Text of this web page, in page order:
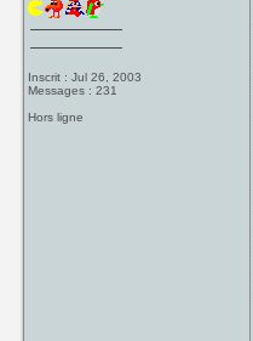
Inscrit : Jul 26, 2003
Messages : 231
Hors ligne